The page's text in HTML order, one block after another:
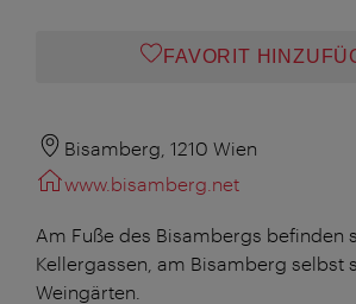
FAVORIT
Bisamberg, 1210 Wien
www.bisamberg.net
Am Fuße des Bisambergs befinden
Kellergassen, am Bisamberg selbst
Weingärten.